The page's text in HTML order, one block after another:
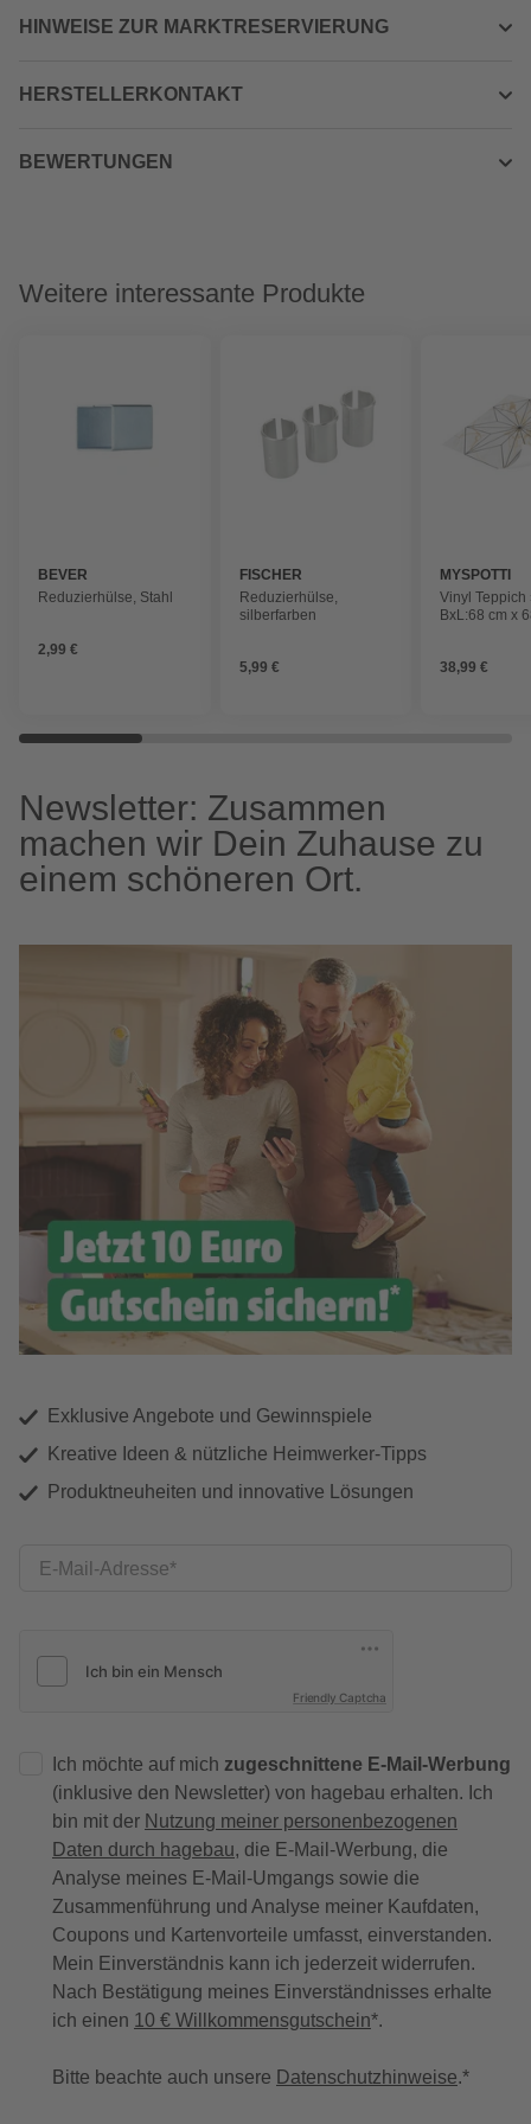
HINWEISE ZUR MARKTRESERVIERUNG
HERSTELLERKONTAKT
BEWERTUNGEN
Weitere interessante Produkte
BEVER
Reduzierhülse, Stahl
2,99 €
FISCHER
Reduzierhülse,
silberfarben
5,99 €
MYSPOTTI
Vinyl Teppich
BxL:68 cm x
38,99 €
Newsletter: Zusammen
machen wir Dein Zuhause zu
einem schöneren Ort.
Exklusive Angebote und Gewinnspiele
Kreative Ideen & nützliche Heimwerker-Tipps
Produktneuheiten und innovative Lösungen
E-Mail-Adresse
Friendly Captcha
Ich möchte auf mich zugeschnittene E-Mail-Werbung
(inklusive den Newsletter) von hagebau erhalten. Ich
bin mit der Nutzung meiner personenbezogenen
Daten durch hagebau, die E-Mail-Werbung, die
Analyse meines E-Mail-Umgangs sowie die
Zusammenführung und Analyse meiner Kaufdaten,
Coupons und Kartenvorteile umfasst, einverstanden.
Mein Einverständnis kann ich jederzeit widerrufen.
Nach Bestätigung meines Einverständnisses erhalte
ich einen 10 € Willkommensgutschein*.
Bitte beachte auch unsere Datenschutzhinweise.